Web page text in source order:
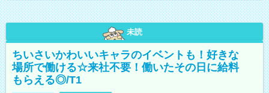
未読
ちいさいかわいいキャラのイベントも！好きな
場所で働ける☆来社不要！働いたその日に給料
もらえる◎/T1